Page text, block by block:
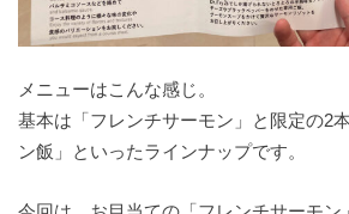
メニューはこんな感じ。
基本は「フレンチサーモン」と限定の2
ン飯」といったラインナップです。